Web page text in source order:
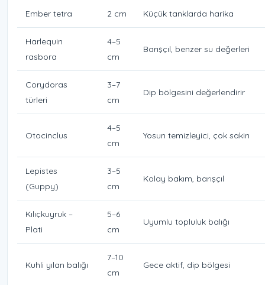
Ember tetra 2 cm Küçük tanklarda harika
Harlequin
rasbora
4–5
cm
Barışçıl, benzer su değerleri
Corydoras
türleri
3–7
cm
Dip bölgesini değerlendirir
Otocinclus
4–5
cm
Yosun temizleyici, çok sakin
Lepistes
(Guppy)
3–5
cm
Kolay bakım, barışçıl
Kılıçkuyruk –
Plati
5–6
cm
Uyumlu topluluk balığı
Kuhli yılan balığı
7–10
cm
Gece aktif, dip bölgesi